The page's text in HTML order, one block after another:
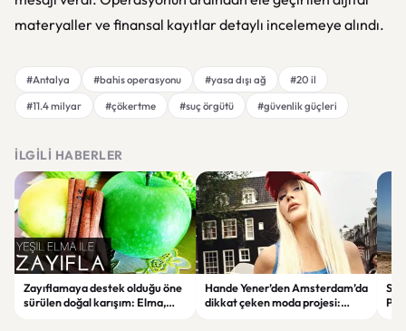
materyaller ve finansal kayıtlar detaylı incelemeye alındı.
#Antalya #bahis operasyonu #yasa dışı ağ
#20 il
#11.4 milyar
#çökertme #suç örgütü #güvenlik güçleri
İLGILI HABERLER
Zayıflamaya destek olduğu öne
sürülen doğal karışım: Elma,
Hande Yener’den Amsterdam’da
dikkat çeken moda projesi: